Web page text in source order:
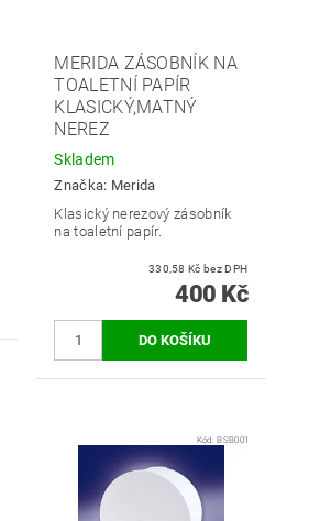
MERIDA ZÁSOBNÍK NA
TOALETNÍ PAPÍR
KLASICKÝ,MATNÝ
NEREZ
Skladem
Značka: Merida
Klasický nerezový zásobník
na toaletní papír.
330,58 Kč bez DPH
400 Kč
Kód:BSB001